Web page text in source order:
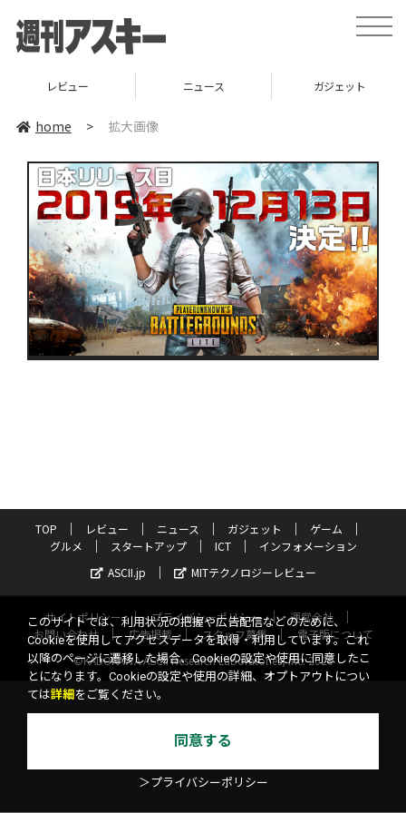
toggle
レビュー ニュース ガジェット
home > 拡大画像
TOP レビュー ニュース ガジェット
ゲーム
グルメ
スタートアップ ICT
インフォメーション
ASCII.jp
MITテクノロジーレビュー
サイトポリシー プライバシーポリシー
運営会社
お問い合わせ
広告掲載 スタッフ募集
電子版について
©KADOKAWA ASCII Research Laboratories, Inc. 2026
このサイトでは、利用状況の把握や広告配信などのために、
Cookieを使用してアクセスデータを取得・利用しています。これ
以降のページに遷移した場合、Cookieの設定や使用に同意したこ
とになります。Cookieの設定や使用の詳細、オプトアウトについ
ては詳細 をご覧ください。
同意する
＞プライバシーポリシー